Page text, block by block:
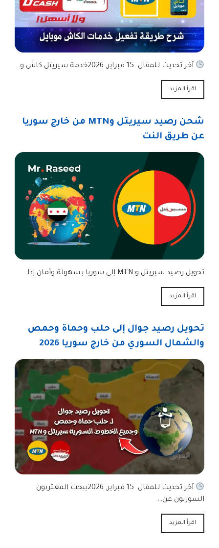
آخر تحديث للمقال: 15 فبراير, 2026خدمة سيريتل كاش و…
اقرأ المزيد
شحن رصيد سيريتل وMTN من خارج سوريا
عن طريق النت
تحويل رصيد سيريتل و MTN إلى سوريا بسهولة وأمان إذا…
اقرأ المزيد
تحويل رصيد جوال إلى حلب وحماة وحمص
والشمال السوري من خارج سوريا 2026
آخر تحديث للمقال: 15 فبراير, 2026يبحث المغتربون
السوريون عن…
اقرأ المزيد